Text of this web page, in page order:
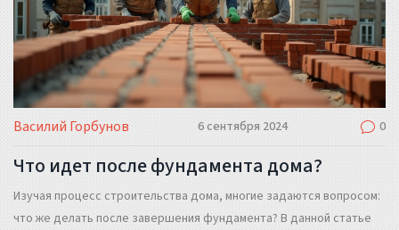
Василий Горбунов 6 сентября 2024 0
Что идет после фундамента дома?
Изучая процесс строительства дома, многие задаются вопросом:
что же делать после завершения фундамента? В данной статье